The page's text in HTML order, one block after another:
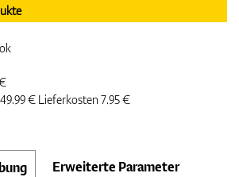
€ Lieferkosten 7.95 €
Erweiterte Parameter